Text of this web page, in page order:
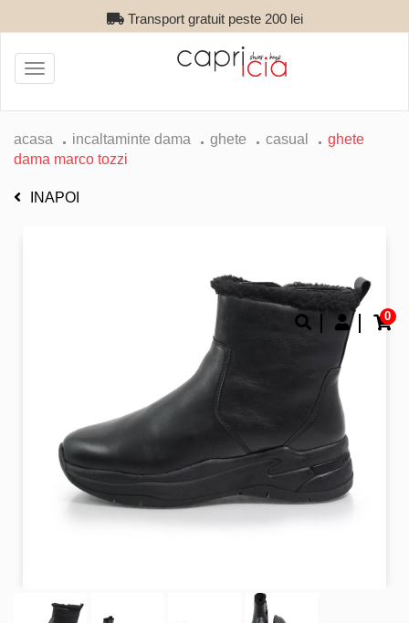
Transport gratuit peste 200 lei
0
Toggle
navigation
acasa incaltaminte dama ghete casual
ghete
dama marco tozzi
INAPOI